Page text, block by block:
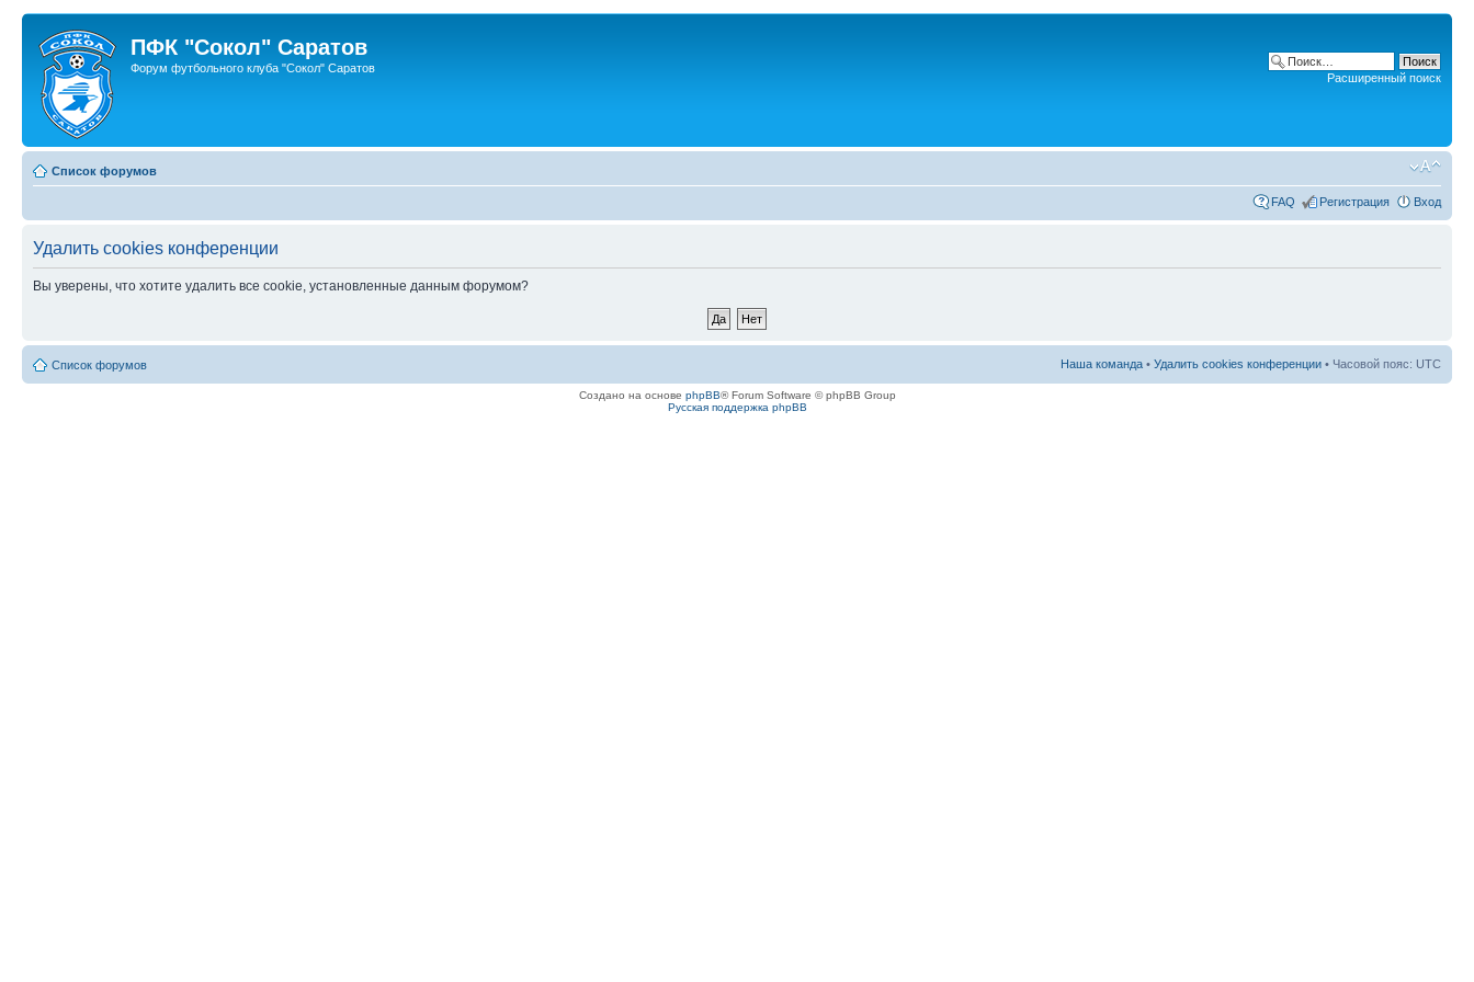
ПФК "Сокол" Саратов
Форум футбольного клуба "Сокол" Саратов
Расширенный поиск
Список форумов
FAQ Регистрация Вход
Удалить cookies конференции
Вы уверены, что хотите удалить все cookie, установленные данным форумом?
Список форумов Наша команда • Удалить cookies конференции • Часовой пояс: UTC
Создано на основе phpBB® Forum Software © phpBB Group
Русская поддержка phpBB